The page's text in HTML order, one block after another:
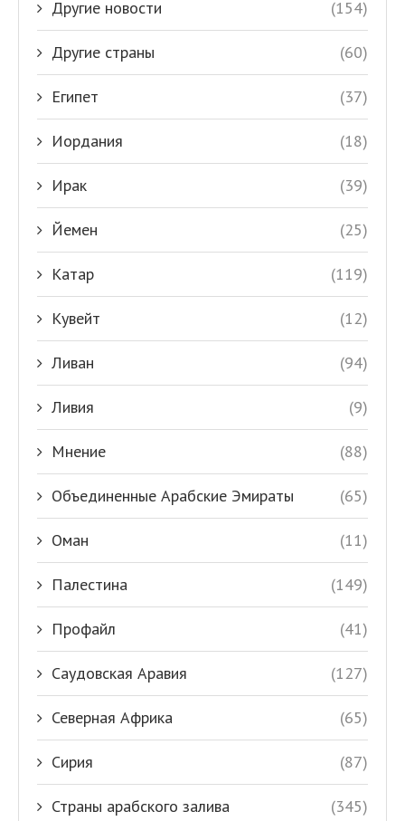
Другие новости (154)
Другие страны (60)
Египет (37)
Иордания (18)
Ирак (39)
Йемен (25)
Катар (119)
Кувейт (12)
Ливан (94)
Ливия (9)
Мнение (88)
Объединенные Арабские Эмираты (65)
Оман (11)
Палестина (149)
Профайл (41)
Саудовская Аравия (127)
Северная Африка (65)
Сирия (87)
Страны арабского залива (345)